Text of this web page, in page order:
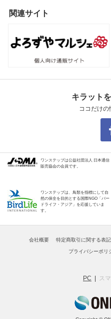
関連サイト
キラット
ココだけの
ワンステップは公益社団法人 日本通信
販売協会の会員です。
ワンステップは、鳥類を指標にして自
然の保全を目的とする国際NGO「バー
ドライフ・アジア」を応援していま
す。
会社概要 特定商取引に関する表記
プライバシーポリ
PC ス